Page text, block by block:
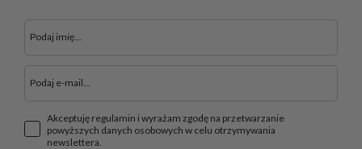
Akceptuję regulamin i wyrażam zgodę na przetwarzanie
powyższych danych osobowych w celu otrzymywania
newslettera.